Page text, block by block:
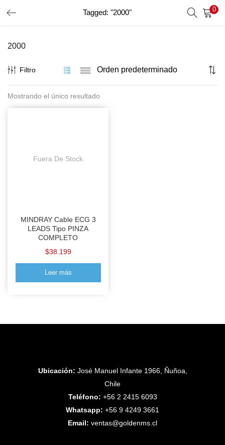
Tagged: "2000" 0
INICIO DE SESIÓN
Introduzca su nombre de usuario y contraseña para iniciar
Recordar Datos
Recuperar Contraseña
2000
Filtro
Mostrando el único resultado
Fuera De Stock
MINDRAY Cable ECG 3
LEADS Tipo PINZA
COMPLETO
$38.199
Leer más
Ubicación: José Manuel Infante 1966, Ñuñoa,
Chile
Teléfono: +56 2 2415 6093
Whatsapp: +56 9 4249 3661
Email: ventas@goldenms.cl